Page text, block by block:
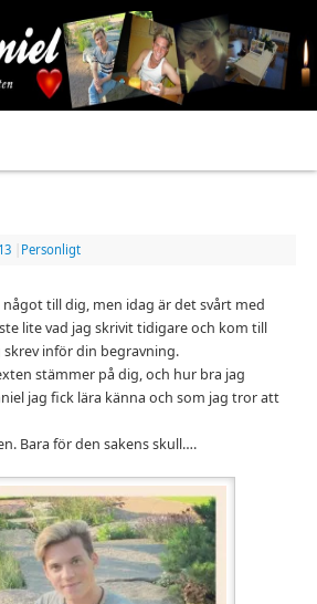
Personligt
till dig, men idag är det svårt med
lite vad jag skrivit tidigare och kom till
skrev inför din begravning.
stämmer på dig, och hur bra jag
jag fick lära känna och som jag tror att
Bara för den sakens skull….